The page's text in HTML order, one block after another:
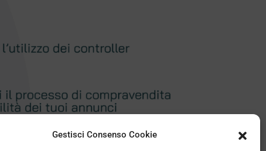
Gestisci Consenso Cookie